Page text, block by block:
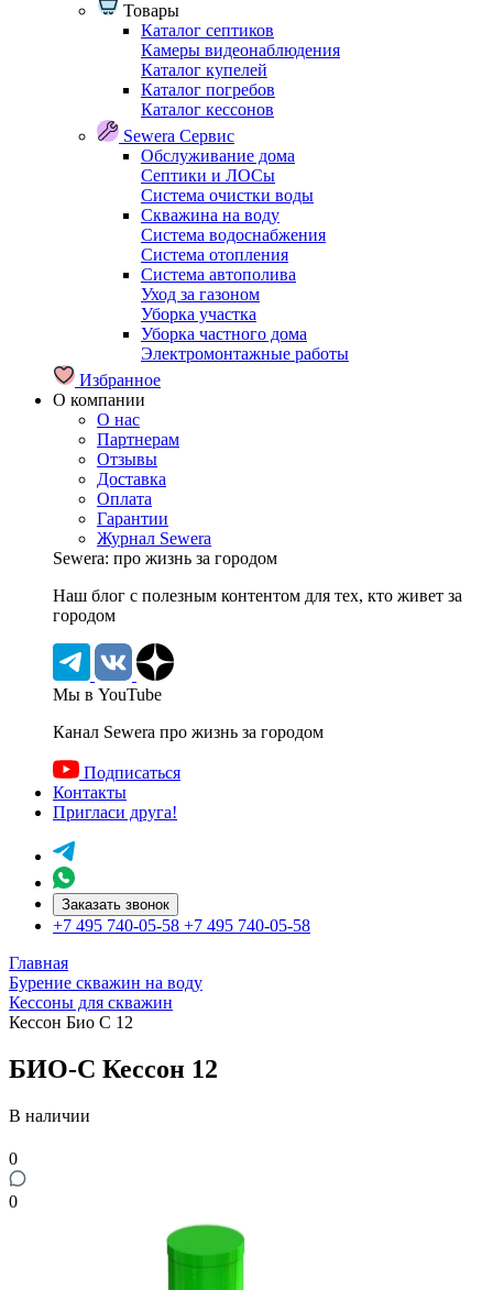
Товары
Каталог септиков
Камеры видеонаблюдения
Каталог купелей
Каталог погребов
Каталог кессонов
Sewera Сервис
Обслуживание дома
Септики и ЛОСы
Система очистки воды
Скважина на воду
Система водоснабжения
Система отопления
Система автополива
Уход за газоном
Уборка участка
Уборка частного дома
Электромонтажные работы
Избранное
О компании
О нас
Партнерам
Отзывы
Доставка
Оплата
Гарантии
Журнал Sewera
Sewera: про жизнь за городом
Наш блог c полезным контентом для тех, кто живет за
городом
Мы в YouTube
Канал Sewera про жизнь за городом
Подписаться
Контакты
Пригласи друга!
Заказать звонок
+7 495 740-05-58 +7 495 740-05-58
Главная
Бурение скважин на воду
Кессоны для скважин
Кессон Био С 12
БИО-С Кессон 12
В наличии
0
0